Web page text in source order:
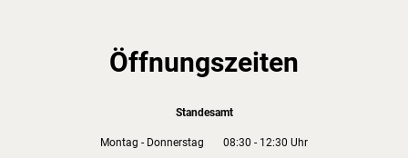
Öffnungszeiten
Standesamt
Montag - Donnerstag 08:30 - 12:30 Uhr